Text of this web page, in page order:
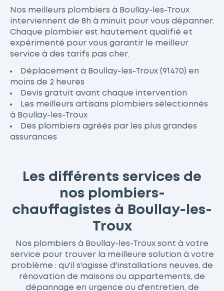
Nos meilleurs plombiers à Boullay-les-Troux
interviennent de 8h à minuit pour vous dépanner.
Chaque plombier est hautement qualifié et
expérimenté pour vous garantir le meilleur
service à des tarifs pas cher.
Déplacement à Boullay-les-Troux (91470) en
moins de 2 heures
Devis gratuit avant chaque intervention
Les meilleurs artisans plombiers sélectionnés
à Boullay-les-Troux
Des plombiers agréés par les plus grandes
assurances
Les différents services de
nos plombiers-
chauffagistes à Boullay-les-
Troux
Nos plombiers à Boullay-les-Troux sont à votre
service pour trouver la meilleure solution à votre
problème : qu'il s'agisse d'installations neuves, de
rénovation de maisons ou appartements, de
dépannage en urgence ou d'entretien, de